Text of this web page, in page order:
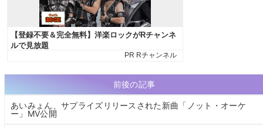
前後の記事
あいみょん、サプライズリリースされた新曲「ノット・オーケ
ー」MV公開